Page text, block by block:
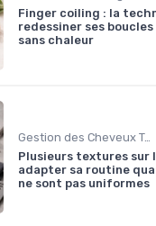
Finger coiling : la
redessiner ses boucles
sans chaleur
Gestion des Cheveux Texturés au Quotidien
Plusieurs textures sur
adapter sa routine
ne sont pas uniformes